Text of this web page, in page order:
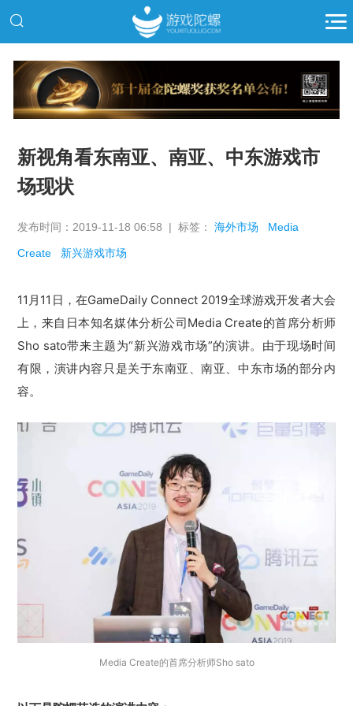
推广
新视角看东南亚、南亚、中东游戏市
场现状
发布时间：2019-11-18 06:58 | 标签：海外市场 Media
Create 新兴游戏市场
11月11日，在GameDaily Connect 2019全球游戏开发者大会
上，来自日本知名媒体分析公司Media Create的首席分析师
Sho sato带来主题为“新兴游戏市场”的演讲。 由于现场时间
有限，演讲内容只是关于东南亚、南亚、中东市场的部分内
容。
Media Create的首席分析师Sho sato